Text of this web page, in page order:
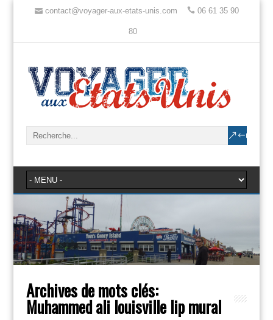
contact@voyager-aux-etats-unis.com 06 61 35 90
80
Archives de mots clés:
Muhammed ali louisville lip mural